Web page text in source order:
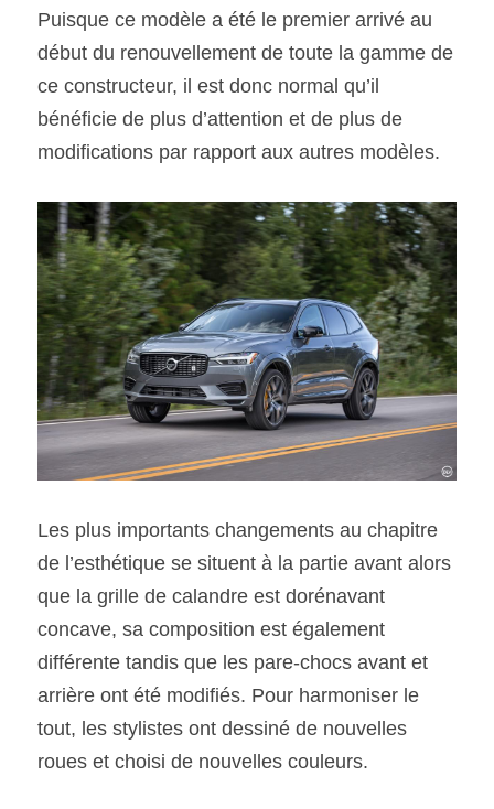
Puisque ce modèle a été le premier arrivé au
début du renouvellement de toute la gamme de
ce constructeur, il est donc normal qu’il
bénéficie de plus d’attention et de plus de
modifications par rapport aux autres modèles.
Les plus importants changements au chapitre
de l’esthétique se situent à la partie avant alors
que la grille de calandre est dorénavant
concave, sa composition est également
différente tandis que les pare-chocs avant et
arrière ont été modifiés. Pour harmoniser le
tout, les stylistes ont dessiné de nouvelles
roues et choisi de nouvelles couleurs.